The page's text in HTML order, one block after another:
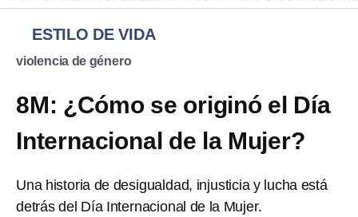
ESTILO DE VIDA
violencia de género
8M: ¿Cómo se originó el Día
Internacional de la Mujer?
Una historia de desigualdad, injusticia y lucha está
detrás del Día Internacional de la Mujer.